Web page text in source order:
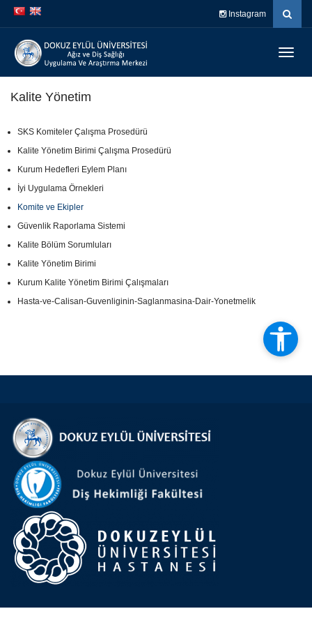
İçeriğe
atla
Navigasyona
atla
Instagram
Kalite Yönetim
SKS Komiteler Çalışma Prosedürü
Kalite Yönetim Birimi Çalışma Prosedürü
Kurum Hedefleri Eylem Planı
İyi Uygulama Örnekleri
Komite ve Ekipler
Güvenlik Raporlama Sistemi
Kalite Bölüm Sorumluları
Kalite Yönetim Birimi
Kurum Kalite Yönetim Birimi Çalışmaları
Hasta-ve-Calisan-Guvenliginin-Saglanmasina-Dair-Yonetmelik